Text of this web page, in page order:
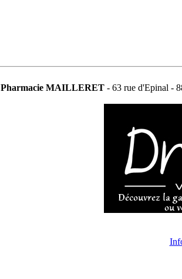
Pharmacie MAILLERET- 63 rue d'Epinal -